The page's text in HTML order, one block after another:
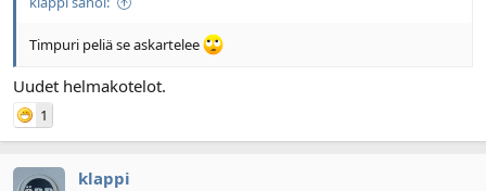
Timpuri peliä se askartelee
Uudet helmakotelot.
1
klappi